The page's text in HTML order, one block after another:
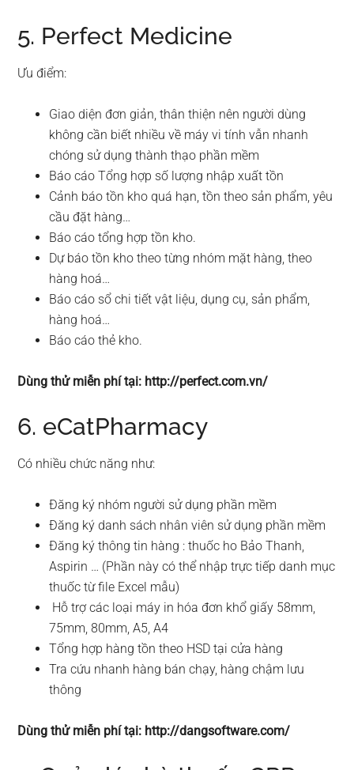
5. Perfect Medicine
Ưu điểm:
Giao diện đơn giản, thân thiện nên người dùng
không cần biết nhiều về máy vi tính vẫn nhanh
chóng sử dụng thành thạo phần mềm
Báo cáo Tổng hợp số lượng nhập xuất tồn
Cảnh báo tồn kho quá hạn, tồn theo sản phẩm, yêu
cầu đặt hàng…
Báo cáo tổng hợp tồn kho.
Dự báo tồn kho theo từng nhóm mặt hàng, theo
hàng hoá…
Báo cáo sổ chi tiết vật liệu, dụng cụ, sản phẩm,
hàng hoá…
Báo cáo thẻ kho.
Dùng thử miễn phí tại: http://perfect.com.vn/
6. eCatPharmacy
Có nhiều chức năng như:
Đăng ký nhóm người sử dụng phần mềm
Đăng ký danh sách nhân viên sử dụng phần mềm
Đăng ký thông tin hàng : thuốc ho Bảo Thanh,
Aspirin … (Phần này có thể nhập trực tiếp danh mục
thuốc từ file Excel mẫu)
Hỗ trợ các loại máy in hóa đơn khổ giấy 58mm,
75mm, 80mm, A5, A4
Tổng hợp hàng tồn theo HSD tại cửa hàng
Tra cứu nhanh hàng bán chạy, hàng chậm lưu
thông
Dùng thử miễn phí tại: http://dangsoftware.com/